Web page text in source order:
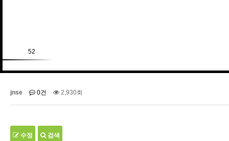
52
jnse 0건 2,930회
수정 검색